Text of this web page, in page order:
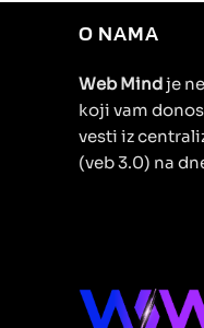
O NAMA
Web Mindje
koji vam
vesti iz
(veb 3.0) na